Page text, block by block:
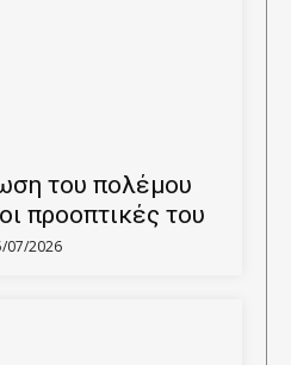
του πολέμου
προοπτικές του
07/2026